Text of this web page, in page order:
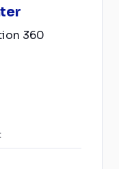
360